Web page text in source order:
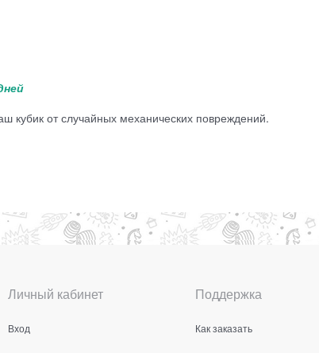
кубик от случайных механических повреждений.
Личный кабинет
Вход
Поддержка
Как заказать